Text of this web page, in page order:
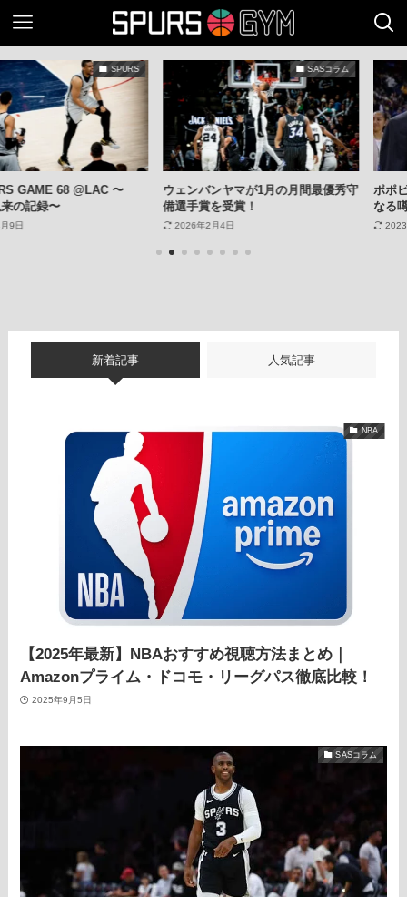
SPURS
@LAC 〜
SASコラム
ウェンバンヤマが1月の月間最優秀守
備選手賞を受賞！
2026年2月4日
ポポビッチHC
2023年5月31日
新着記事 人気記事
NBA
【2025年最新】NBAおすすめ視聴方法まとめ｜
Amazonプライム・ドコモ・リーグパス徹底比較！
2025年9月5日
SASコラム